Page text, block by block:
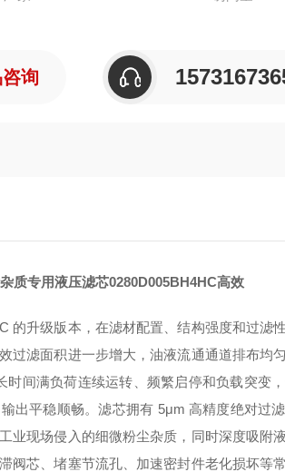
询
质专用液压滤芯0280D005BH4HC高效
的升级版本，在滤材配置、结构强度和过滤
过滤面积进一步增大，油液流通通道排布均
时间满负荷连续运转、频繁启停和负载突变
出平稳顺畅。滤芯拥有 5μm 高精度绝对过
业现场侵入的细微粉尘杂质，同时深度吸附
阀芯、堵塞节流孔、加速密封件老化损坏等